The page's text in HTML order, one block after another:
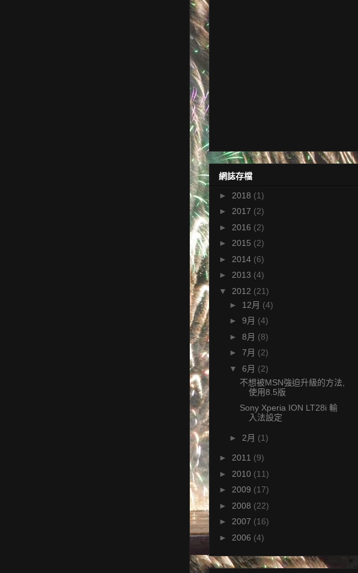
網誌存檔
► 2018 (1)
► 2017 (2)
► 2016 (2)
► 2015 (2)
► 2014 (6)
► 2013 (4)
▼ 2012 (21)
► 12月 (4)
► 9月 (4)
► 8月 (8)
► 7月 (2)
▼ 6月 (2)
不想被MSN強迫升級的方法,
使用8.5版
Sony Xperia ION LT28i 輸
入法設定
► 2月 (1)
► 2011 (9)
► 2010 (11)
► 2009 (17)
► 2008 (22)
► 2007 (16)
► 2006 (4)